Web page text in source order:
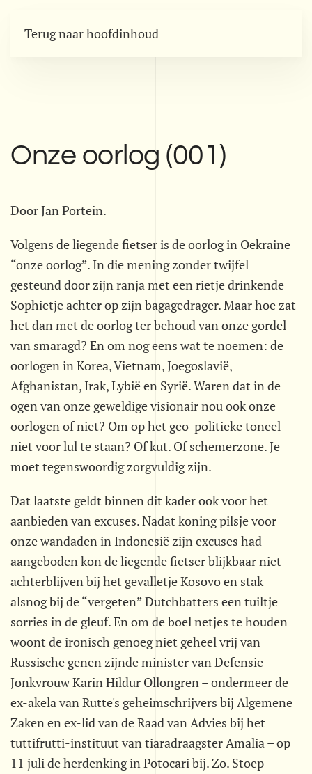
Terug naar hoofdinhoud
Onze oorlog (001)
Door Jan Portein.
Volgens de liegende fietser is de oorlog in Oekraine
“onze oorlog”. In die mening zonder twijfel
gesteund door zijn ranja met een rietje drinkende
Sophietje achter op zijn bagagedrager. Maar hoe zat
het dan met de oorlog ter behoud van onze gordel
van smaragd? En om nog eens wat te noemen: de
oorlogen in Korea, Vietnam, Joegoslavië,
Afghanistan, Irak, Lybië en Syrië. Waren dat in de
ogen van onze geweldige visionair nou ook onze
oorlogen of niet? Om op het geo-politieke toneel
niet voor lul te staan? Of kut. Of schemerzone. Je
moet tegenswoordig zorgvuldig zijn.
Dat laatste geldt binnen dit kader ook voor het
aanbieden van excuses. Nadat koning pilsje voor
onze wandaden in Indonesië zijn excuses had
aangeboden kon de liegende fietser blijkbaar niet
achterblijven bij het gevalletje Kosovo en stak
alsnog bij de “vergeten” Dutchbatters een tuiltje
sorries in de gleuf. En om de boel netjes te houden
woont de ironisch genoeg niet geheel vrij van
Russische genen zijnde minister van Defensie
Jonkvrouw Karin Hildur Ollongren – ondermeer de
ex-akela van Rutte's geheimschrijvers bij Algemene
Zaken en ex-lid van de Raad van Advies bij het
tuttifrutti-instituut van tiaradraagster Amalia – op
11 juli de herdenking in Potocari bij. Zo. Stoep